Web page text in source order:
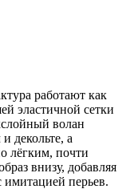
работают как
эластичной сетки
волан
декольте, а
лёгким, почти
внизу, добавляя
имитацией перьев.